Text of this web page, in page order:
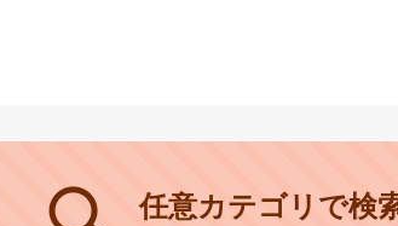
任意カテゴリで検